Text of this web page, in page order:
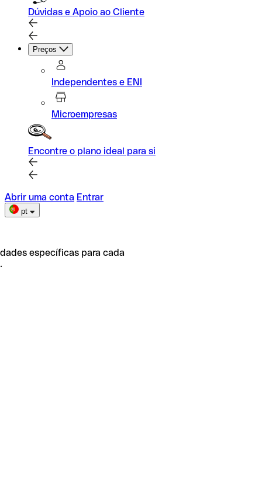
Dúvidas e Apoio ao Cliente
Preços
Independentes e ENI
Microempresas
Encontre o plano ideal para si
Abrir uma conta Entrar
pt
específicas para cada